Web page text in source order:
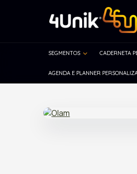
SEGMENTOS CADERNETA
AGENDA E PLANNER